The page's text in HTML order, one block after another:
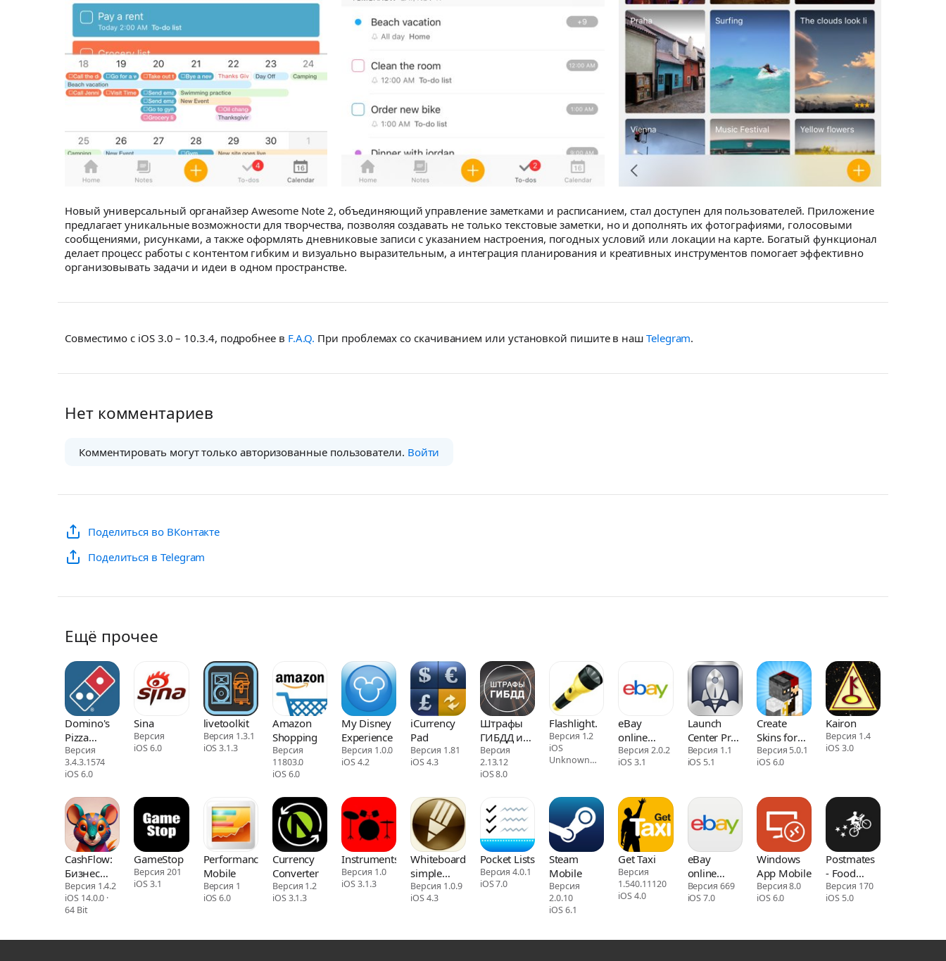
Новый универсальный органайзер Awesome Note 2, объединяющий управление заметками и расписанием, стал доступен для пользователей. Приложение
предлагает уникальные возможности для творчества, позволяя создавать не только текстовые заметки, но и дополнять их фотографиями, голосовыми
сообщениями, рисунками, а также оформлять дневниковые записи с указанием настроения, погодных условий или локации на карте. Богатый функционал
делает процесс работы с контентом гибким и визуально выразительным, а интеграция планирования и креативных инструментов помогает эффективно
организовывать задачи и идеи в одном пространстве.
Совместимо с iOS 3.0 – 10.3.4, подробнее в F.A.Q. При проблемах со скачиванием или установкой пишите в нашTelegram.
Нет комментариев
Комментировать могут только авторизованные пользователи. Войти
Поделиться во ВКонтакте
Поделиться в Telegram
Ещё прочее
Domino's
Pizza
Delivery
UK&ROI
Версия
3.4.3.1574
iOS 6.0
Sina
Версия
iOS 6.0
livetoolkit
Версия 1.3.1
iOS 3.1.3
Amazon
Shopping
Версия
11803.0
iOS 6.0
My Disney
Experience
Версия 1.0.0
iOS 4.2
iCurrency
Pad
Версия 1.81
iOS 4.3
Штрафы
ГИБДД и
ПДД
официальные
Версия
2.13.12
iOS 8.0
Flashlight.
Версия 1.2
iOS
Unknown
eBay
online
shopping &
selling
Версия 2.0.2
iOS 3.1
Launch
Center Pro
- Icon
Maker
Версия 1.1
iOS 5.1
Create
Skins for
Minecraft
PE
Версия 5.0.1
iOS 6.0
Kairon
Версия 1.4
iOS 3.0
CashFlow:
Бизнес
игра
Версия 1.4.2
iOS 14.0.0 ·
64 Bit
GameStop
Версия 201
iOS 3.1
PerformanceTest
Mobile
Версия 1
iOS 6.0
Currency
Converter
Версия 1.2
iOS 3.1.3
InstrumentsDrums
Версия 1.0
iOS 3.1.3
Whiteboard-
simple
Notepad-
Версия 1.0.9
iOS 4.3
Pocket Lists
Версия 4.0.1
iOS 7.0
Steam
Mobile
Версия
2.0.10
iOS 6.1
Get Taxi
Версия
1.540.11120
iOS 4.0
eBay
online
shopping &
selling
Версия 669
iOS 7.0
Windows
App Mobile
Версия 8.0
iOS 6.0
Postmates
- Food
Delivery
Версия 170
iOS 5.0